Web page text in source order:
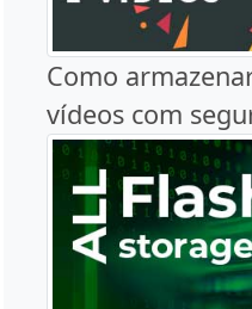
Como
vídeos com